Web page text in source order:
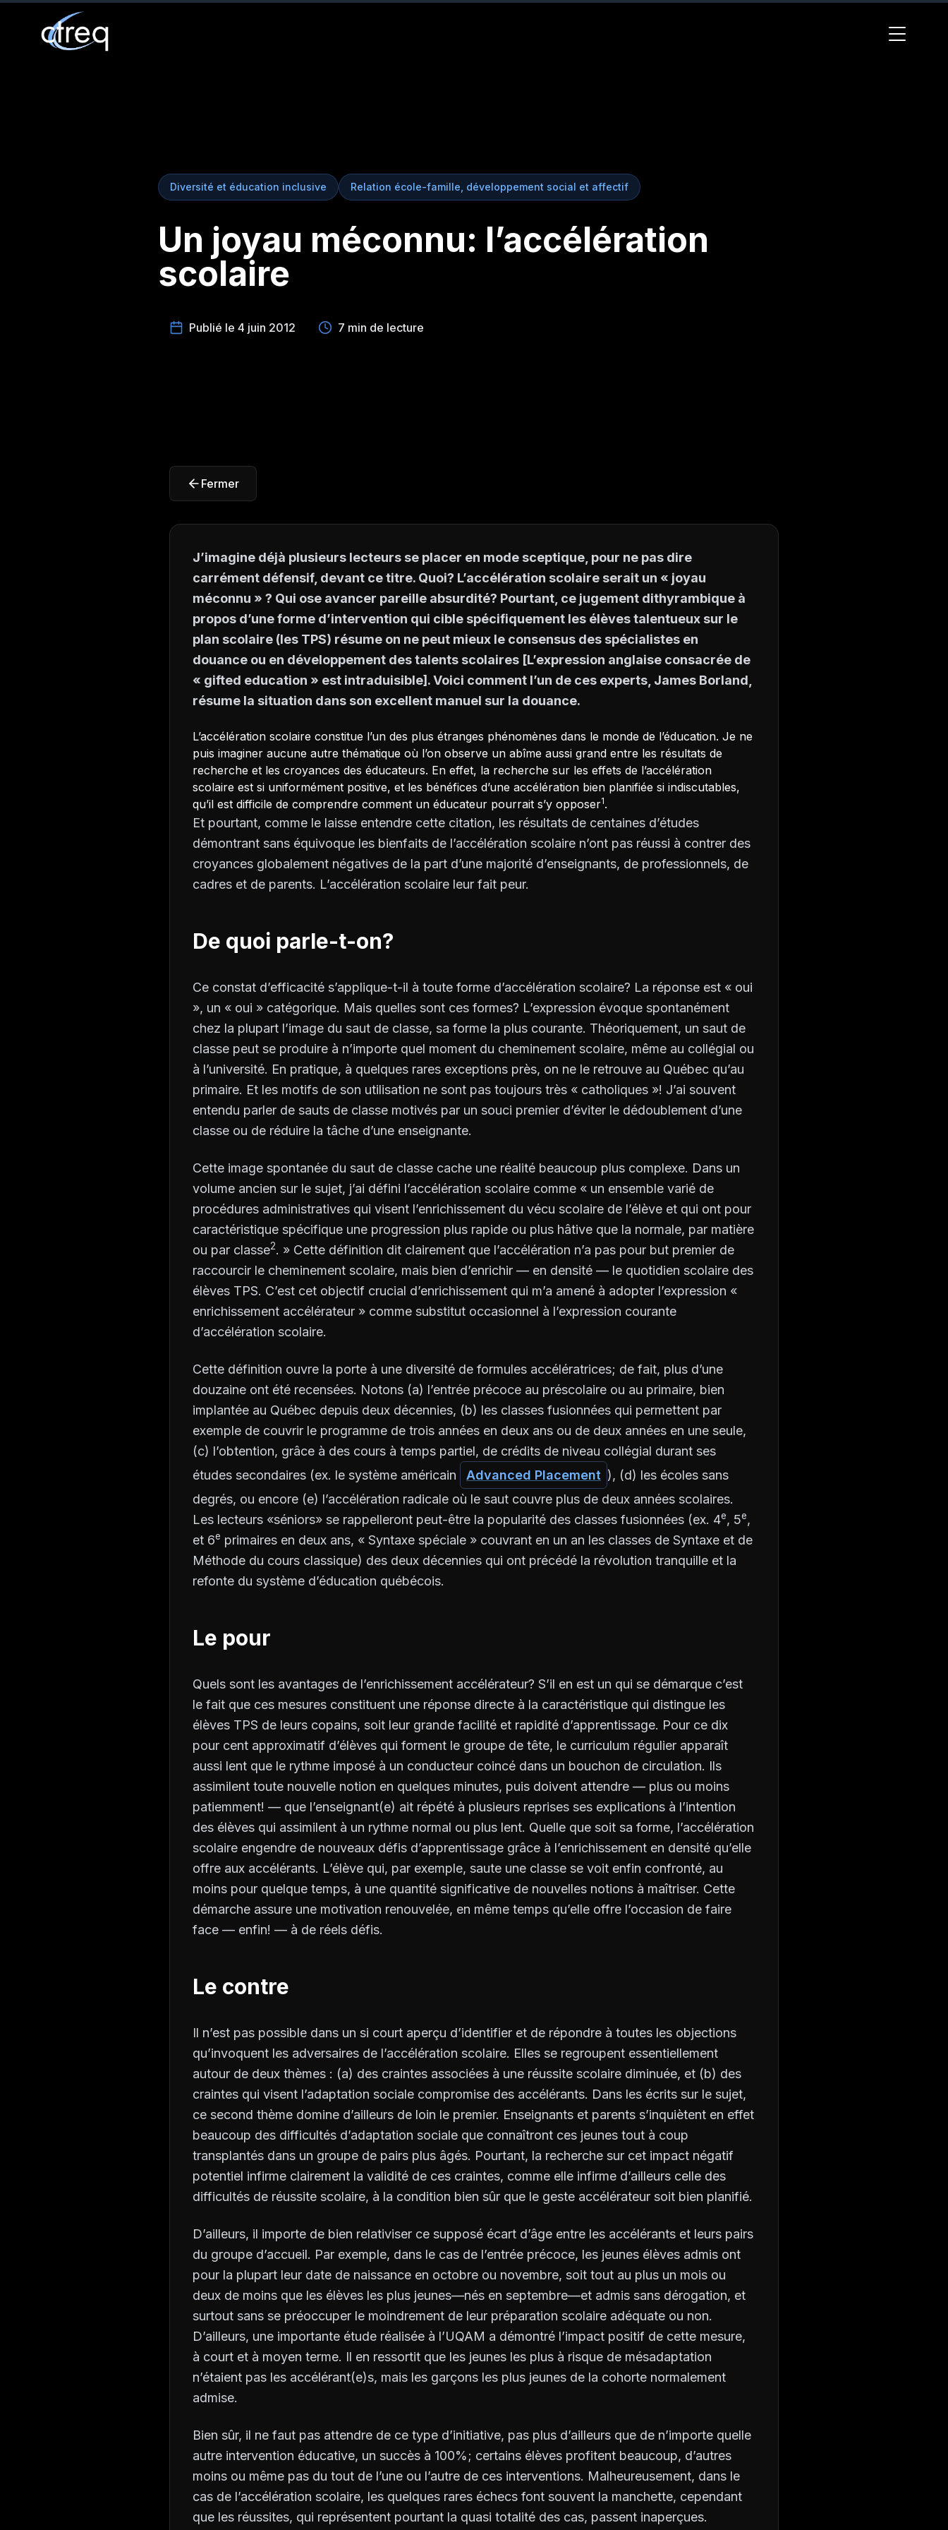
Diversité et éducation inclusive Relation école-famille, développement social et affectif
Un joyau méconnu: l’accélération
scolaire
Publié le 4 juin 2012 7 min de lecture
Fermer
J’imagine déjà plusieurs lecteurs se placer en mode sceptique, pour ne pas dire
carrément défensif, devant ce titre. Quoi? L’accélération scolaire serait un « joyau
méconnu » ? Qui ose avancer pareille absurdité? Pourtant, ce jugement dithyrambique à
propos d’une forme d’intervention qui cible spécifiquement les élèves talentueux sur le
plan scolaire (les TPS) résume on ne peut mieux le consensus des spécialistes en
douance ou en développement des talents scolaires [L’expression anglaise consacrée de
« gifted education » est intraduisible]. Voici comment l’un de ces experts, James Borland,
résume la situation dans son excellent manuel sur la douance.
L’accélération scolaire constitue l’un des plus étranges phénomènes dans le monde de l’éducation. Je ne
puis imaginer aucune autre thématique où l’on observe un abîme aussi grand entre les résultats de
recherche et les croyances des éducateurs. En effet, la recherche sur les effets de l’accélération
scolaire est si uniformément positive, et les bénéfices d’une accélération bien planifiée si indiscutables,
qu’il est difficile de comprendre comment un éducateur pourrait s’y opposer1.
Et pourtant, comme le laisse entendre cette citation, les résultats de centaines d’études
démontrant sans équivoque les bienfaits de l’accélération scolaire n’ont pas réussi à contrer des
croyances globalement négatives de la part d’une majorité d’enseignants, de professionnels, de
cadres et de parents. L’accélération scolaire leur fait peur.
De quoi parle-t-on?
Ce constat d’efficacité s’applique-t-il à toute forme d’accélération scolaire? La réponse est « oui
», un « oui » catégorique. Mais quelles sont ces formes? L’expression évoque spontanément
chez la plupart l’image du saut de classe, sa forme la plus courante. Théoriquement, un saut de
classe peut se produire à n’importe quel moment du cheminement scolaire, même au collégial ou
à l’université. En pratique, à quelques rares exceptions près, on ne le retrouve au Québec qu’au
primaire. Et les motifs de son utilisation ne sont pas toujours très « catholiques »! J’ai souvent
entendu parler de sauts de classe motivés par un souci premier d’éviter le dédoublement d’une
classe ou de réduire la tâche d’une enseignante.
Cette image spontanée du saut de classe cache une réalité beaucoup plus complexe. Dans un
volume ancien sur le sujet, j’ai défini l’accélération scolaire comme « un ensemble varié de
procédures administratives qui visent l’enrichissement du vécu scolaire de l’élève et qui ont pour
caractéristique spécifique une progression plus rapide ou plus hâtive que la normale, par matière
ou par classe2. » Cette définition dit clairement que l’accélération n’a pas pour but premier de
raccourcir le cheminement scolaire, mais bien d’enrichir — en densité — le quotidien scolaire des
élèves TPS. C’est cet objectif crucial d’enrichissement qui m’a amené à adopter l’expression «
enrichissement accélérateur » comme substitut occasionnel à l’expression courante
d’accélération scolaire.
Cette définition ouvre la porte à une diversité de formules accélératrices; de fait, plus d’une
douzaine ont été recensées. Notons (a) l’entrée précoce au préscolaire ou au primaire, bien
implantée au Québec depuis deux décennies, (b) les classes fusionnées qui permettent par
exemple de couvrir le programme de trois années en deux ans ou de deux années en une seule,
(c) l’obtention, grâce à des cours à temps partiel, de crédits de niveau collégial durant ses
études secondaires (ex. le système américain
Advanced Placement ), (d) les écoles sans
degrés, ou encore (e) l’accélération radicale où le saut couvre plus de deux années scolaires.
Les lecteurs «séniors» se rappelleront peut-être la popularité des classes fusionnées (ex. 4e, 5e,
et 6e primaires en deux ans, « Syntaxe spéciale » couvrant en un an les classes de Syntaxe et de
Méthode du cours classique) des deux décennies qui ont précédé la révolution tranquille et la
refonte du système d’éducation québécois.
Le pour
Quels sont les avantages de l’enrichissement accélérateur? S’il en est un qui se démarque c’est
le fait que ces mesures constituent une réponse directe à la caractéristique qui distingue les
élèves TPS de leurs copains, soit leur grande facilité et rapidité d’apprentissage. Pour ce dix
pour cent approximatif d’élèves qui forment le groupe de tête, le curriculum régulier apparaît
aussi lent que le rythme imposé à un conducteur coincé dans un bouchon de circulation. Ils
assimilent toute nouvelle notion en quelques minutes, puis doivent attendre — plus ou moins
patiemment! — que l’enseignant(e) ait répété à plusieurs reprises ses explications à l’intention
des élèves qui assimilent à un rythme normal ou plus lent. Quelle que soit sa forme, l’accélération
scolaire engendre de nouveaux défis d’apprentissage grâce à l’enrichissement en densité qu’elle
offre aux accélérants. L’élève qui, par exemple, saute une classe se voit enfin confronté, au
moins pour quelque temps, à une quantité significative de nouvelles notions à maîtriser. Cette
démarche assure une motivation renouvelée, en même temps qu’elle offre l’occasion de faire
face — enfin! — à de réels défis.
Le contre
Il n’est pas possible dans un si court aperçu d’identifier et de répondre à toutes les objections
qu’invoquent les adversaires de l’accélération scolaire. Elles se regroupent essentiellement
autour de deux thèmes : (a) des craintes associées à une réussite scolaire diminuée, et (b) des
craintes qui visent l’adaptation sociale compromise des accélérants. Dans les écrits sur le sujet,
ce second thème domine d’ailleurs de loin le premier. Enseignants et parents s’inquiètent en effet
beaucoup des difficultés d’adaptation sociale que connaîtront ces jeunes tout à coup
transplantés dans un groupe de pairs plus âgés. Pourtant, la recherche sur cet impact négatif
potentiel infirme clairement la validité de ces craintes, comme elle infirme d’ailleurs celle des
difficultés de réussite scolaire, à la condition bien sûr que le geste accélérateur soit bien planifié.
D’ailleurs, il importe de bien relativiser ce supposé écart d’âge entre les accélérants et leurs pairs
du groupe d’accueil. Par exemple, dans le cas de l’entrée précoce, les jeunes élèves admis ont
pour la plupart leur date de naissance en octobre ou novembre, soit tout au plus un mois ou
deux de moins que les élèves les plus jeunes—nés en septembre—et admis sans dérogation, et
surtout sans se préoccuper le moindrement de leur préparation scolaire adéquate ou non.
D’ailleurs, une importante étude réalisée à l’UQAM a démontré l’impact positif de cette mesure,
à court et à moyen terme. Il en ressortit que les jeunes les plus à risque de mésadaptation
n’étaient pas les accélérant(e)s, mais les garçons les plus jeunes de la cohorte normalement
admise.
Bien sûr, il ne faut pas attendre de ce type d’initiative, pas plus d’ailleurs que de n’importe quelle
autre intervention éducative, un succès à 100%; certains élèves profitent beaucoup, d’autres
moins ou même pas du tout de l’une ou l’autre de ces interventions. Malheureusement, dans le
cas de l’accélération scolaire, les quelques rares échecs font souvent la manchette, cependant
que les réussites, qui représentent pourtant la quasi totalité des cas, passent inaperçues.